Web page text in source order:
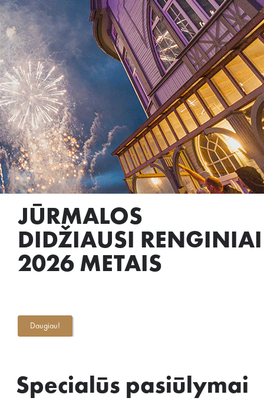
JŪRMALOS
DIDŽIAUSI RENGINIAI
2026 METAIS
Daugiau!
Specialūs pasiūlymai